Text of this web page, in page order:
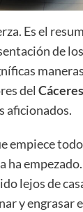
Es el
de
del
aficionados.
empiece
ha
lejos de
y engrasar